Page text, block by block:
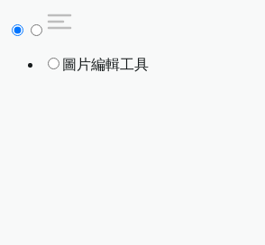
圖片編輯工具